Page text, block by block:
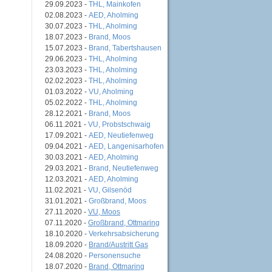
29.09.2023 - THL, Mainkofen
02.08.2023 - AED, Aholming
30.07.2023 - THL, Aholming
18.07.2023 - Brand, Moos
15.07.2023 - Brand, Tabertshausen
29.06.2023 - THL, Aholming
23.03.2023 - THL, Aholming
02.02.2023 - THL, Aholming
01.03.2022 - VU, Aholming
05.02.2022 - THL, Aholming
28.12.2021 - Brand, Moos
06.11.2021 - VU, Probstschwaig
17.09.2021 - AED, Neutiefenweg
09.04.2021 - AED, Langenisarhofen
30.03.2021 - AED, Aholming
29.03.2021 - Brand, Neutiefenweg
12.03.2021 - AED, Aholming
11.02.2021 - VU, Gilsenöd
31.01.2021 - Großbrand, Moos
27.11.2020 - VU, Moos
07.11.2020 - Großbrand, Ottmaring
18.10.2020 - Verkehrsabsicherung
18.09.2020 - Brand/Austritt Gas
24.08.2020 - Personensuche
18.07.2020 - Brand, Ottmaring